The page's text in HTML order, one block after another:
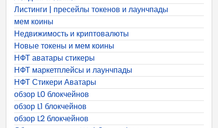
Листинги | пресейлы токенов и лаунчпады
мем коины
Недвижимость и криптовалюты
Новые токены и мем коины
НФТ аватары стикеры
НФТ маркетплейсы и лаунчпады
НФТ Стикери Аватары
обзор L0 блокчейнов
обзор L1 блокчейнов
обзор L2 блокчейнов